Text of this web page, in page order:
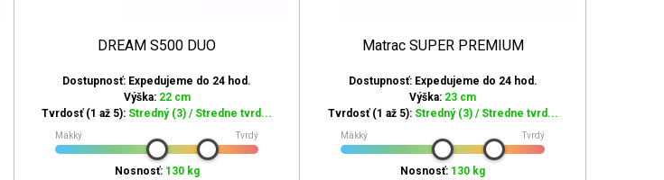
DREAM S500 DUO
Dostupnosť: Expedujeme do 24 hod.
Výška: 22 cm
Tvrdosť (1 až 5): Stredný (3) / Stredne tvrd...
Mäkký Tvrdý
Nosnosť: 130 kg
Matrac SUPER PREMIUM
Dostupnosť: Expedujeme do 24 hod.
Výška: 23 cm
Tvrdosť (1 až 5): Stredný (3) / Stredne tvrd...
Mäkký Tvrdý
Nosnosť: 130 kg